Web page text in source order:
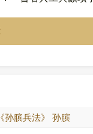
《孙膑兵法》 孙膑